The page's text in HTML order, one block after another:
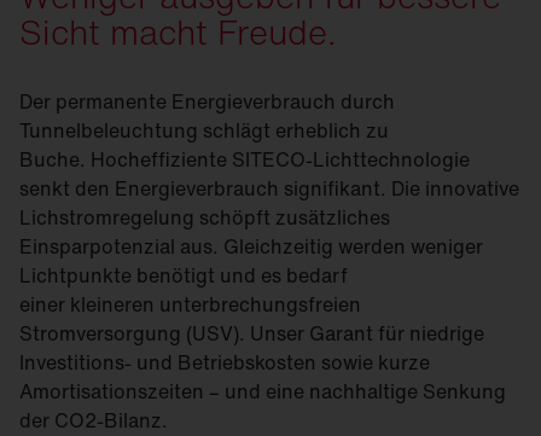
Sicht macht Freude.
Der permanente Energieverbrauch durch
Tunnelbeleuchtung schlägt erheblich zu
Buche. Hocheffiziente SITECO-Lichttechnologie
senkt den Energieverbrauch signifikant. Die innovative
Lichstromregelung schöpft zusätzliches
Einsparpotenzial aus. Gleichzeitig werden weniger
Lichtpunkte benötigt und es bedarf
einer kleineren unterbrechungsfreien
Stromversorgung (USV). Unser Garant für niedrige
Investitions- und Betriebskosten sowie kurze
Amortisationszeiten – und eine nachhaltige Senkung
der CO2-Bilanz.